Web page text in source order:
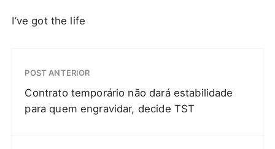
I’ve got the life
POST ANTERIOR
Contrato temporário não dará estabilidade
para quem engravidar, decide TST